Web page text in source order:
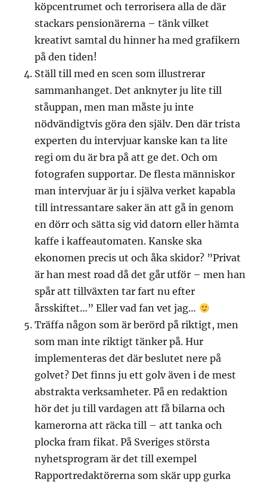
köpcentrumet och terrorisera alla de där
stackars pensionärerna – tänk vilket
kreativt samtal du hinner ha med grafikern
på den tiden!
Ställ till med en scen som illustrerar
sammanhanget. Det anknyter ju lite till
ståuppan, men man måste ju inte
nödvändigtvis göra den själv. Den där trista
experten du intervjuar kanske kan ta lite
regi om du är bra på att ge det. Och om
fotografen supportar. De flesta människor
man intervjuar är ju i själva verket kapabla
till intressantare saker än att gå in genom
en dörr och sätta sig vid datorn eller hämta
kaffe i kaffeautomaten. Kanske ska
ekonomen precis ut och åka skidor? ”Privat
är han mest road då det går utför – men han
spår att tillväxten tar fart nu efter
årsskiftet…” Eller vad fan vet jag…
Träffa någon som är berörd på riktigt, men
som man inte riktigt tänker på. Hur
implementeras det där beslutet nere på
golvet? Det finns ju ett golv även i de mest
abstrakta verksamheter. På en redaktion
hör det ju till vardagen att få bilarna och
kamerorna att räcka till – att tanka och
plocka fram fikat. På Sveriges största
nyhetsprogram är det till exempel
Rapportredaktörerna som skär upp gurka